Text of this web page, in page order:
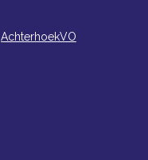
AchterhoekVO